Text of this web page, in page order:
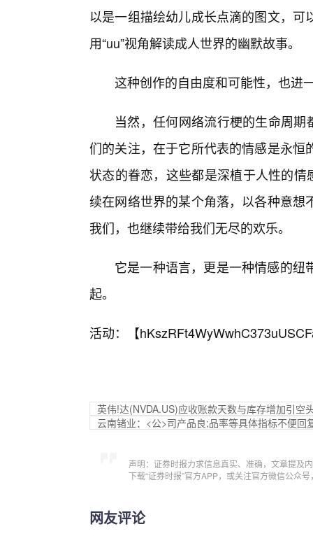
以是一组描绘幼儿成长点滴的图文，
用“uu”视角解读成人世界的幽默故事。
这种创作的自由度和可能性，也进
当然，任何网络流行梗的生命周期
们的关注，在于它所代表的情感是永
状态的眷恋，这些都是深植于人性的情
续在网络世界的某个角落，以各种意
我们，也继续带给我们无尽的欢乐。
它是一种语言，更是一种情感的
起。
活动：【
英伟!达(NVDA.US)应收账款天数与库存增加引空
云南锗业：<公>司产品良;品率等具体指标不便回
声明：证券时报力求信息真实、准确，文章提及
下载“证券时报”官方APP，或关注官方微信公众
网友评论